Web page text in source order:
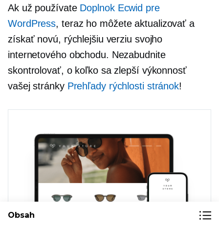
Ak už používate Doplnok Ecwid pre
WordPress, teraz ho môžete aktualizovať a
získať novú, rýchlejšiu verziu svojho
internetového obchodu. Nezabudnite
skontrolovať, o koľko sa zlepší výkonnosť
vašej stránky Prehľady rýchlosti stránok!
Obsah